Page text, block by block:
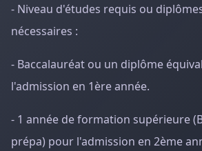
- Niveau d'études requis ou
nécessaires :
- Baccalauréat ou un diplôme
l'admission en 1ère année.
- 1 année de formation supérieure
prépa) pour l'admission en 2ème